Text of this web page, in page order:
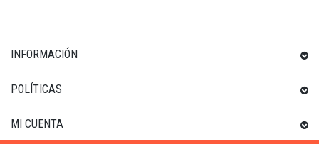
INFORMACIÓN
POLÍTICAS
MI CUENTA